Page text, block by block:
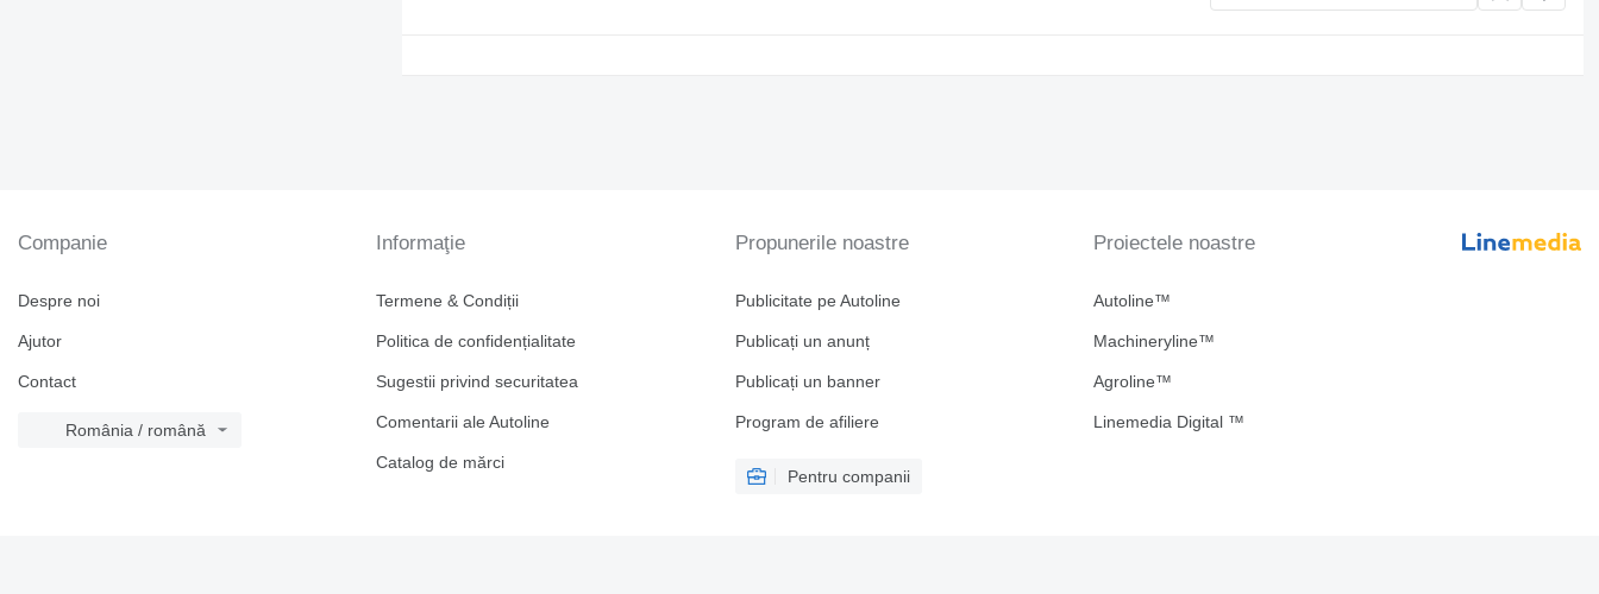
Companie
Despre noi
Ajutor
Contact
România / română
Informaţie
Termene & Condiții
Politica de confidențialitate
Sugestii privind securitatea
Comentarii ale Autoline
Catalog de mărcі
Propunerile noastre
Publicitate pe Autoline
Publicați un anunț
Publicați un banner
Program de afiliere
Pentru companii
Proiectele noastre
Autoline™
Machineryline™
Agroline™
Linemedia Digital ™